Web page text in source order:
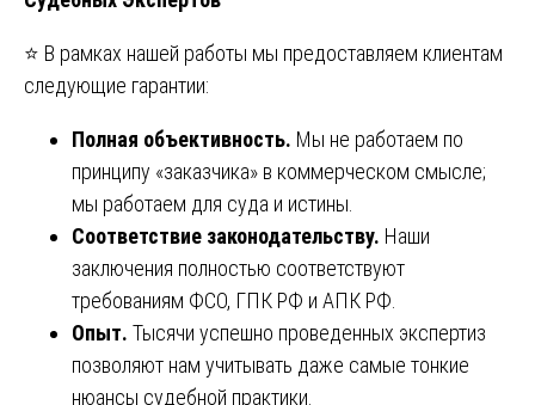
⭐ В рамках нашей работы мы предоставляем клиентам
следующие гарантии:
Полная объективность. Мы не работаем по
принципу «заказчика» в коммерческом смысле;
мы работаем для суда и истины.
Соответствие законодательству. Наши
заключения полностью соответствуют
требованиям ФСО, ГПК РФ и АПК РФ.
Опыт. Тысячи успешно проведенных экспертиз
позволяют нам учитывать даже самые тонкие
нюансы судебной практики.